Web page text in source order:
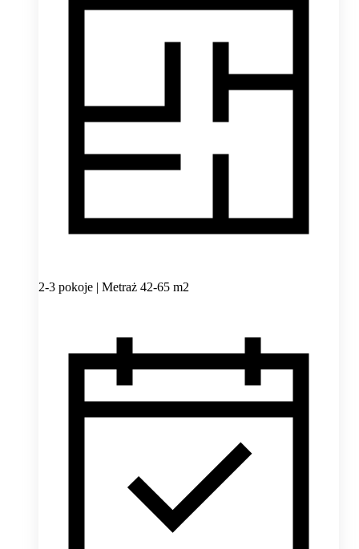
2-3 pokoje | Metraż 42-65 m2